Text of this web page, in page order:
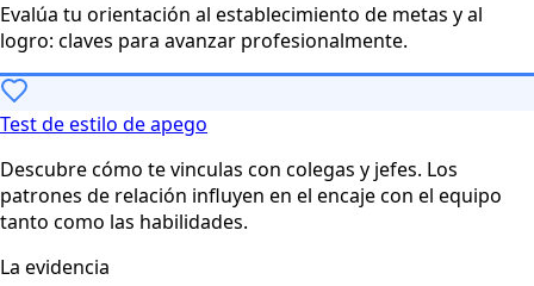
Evalúa tu orientación al establecimiento de metas y al
logro: claves para avanzar profesionalmente.
Test de estilo de apego
Descubre cómo te vinculas con colegas y jefes. Los
patrones de relación influyen en el encaje con el equipo
tanto como las habilidades.
La evidencia